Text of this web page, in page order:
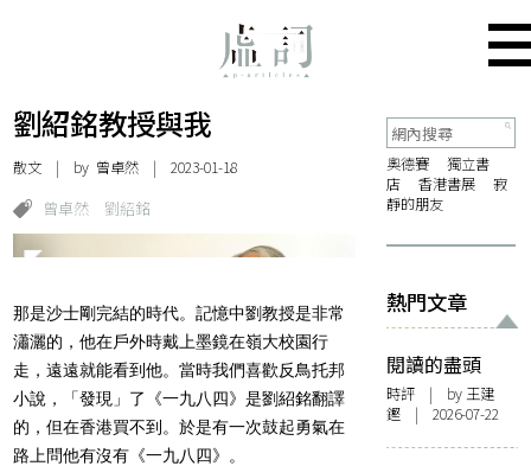
劉紹銘教授與我
散文 | by 曾卓然 | 2023-01-18
曾卓然 劉紹銘
那是沙士剛完結的時代。記憶中劉教授是非常
瀟灑的，他在戶外時戴上墨鏡在嶺大校園行
走，遠遠就能看到他。當時我們喜歡反鳥托邦
小說，「發現」了《一九八四》是劉紹銘翻譯
的，但在香港買不到。於是有一次鼓起勇氣在
路上問他有沒有《一九八四》。
奧德賽
獨立書
店
香港書展
寂
靜的朋友
熱門文章
閱讀的盡頭
時評 | by 王建
鏗 | 2026-07-22